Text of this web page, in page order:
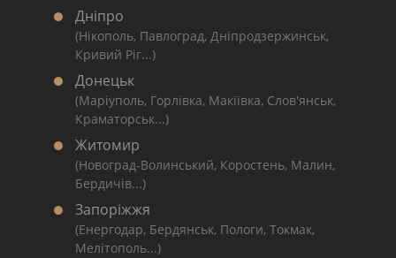
Дніпро
(Нікополь, Павлоград, Дніпродзержинськ,
Кривий Ріг...)
Донецьк
(Маріуполь, Горлівка, Макіївка, Слов'янськ,
Краматорськ...)
Житомир
(Новоград-Волинський, Коростень, Малин,
Бердичів...)
Запоріжжя
(Енергодар, Бердянськ, Пологи, Токмак,
Мелітополь...)